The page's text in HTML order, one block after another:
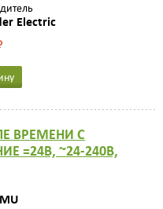
Electric
ВРЕМЕНИ С
=24В, ~24-240В,